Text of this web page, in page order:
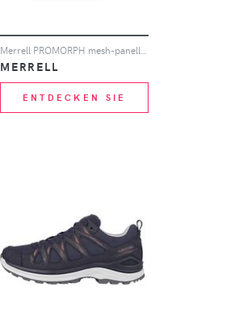
Merrell PROMORPH mesh-panelled logo-print sneakers - Weiß
MERRELL
ENTDECKEN SIE